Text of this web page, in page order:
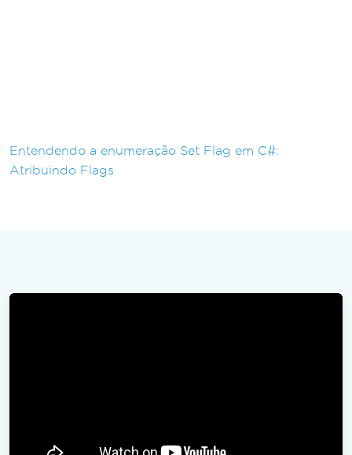
Entendendo a enumeração Set Flag em C#:
Atribuindo Flags